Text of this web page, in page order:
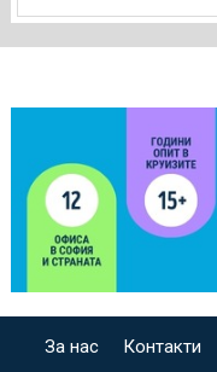
За нас Контакти